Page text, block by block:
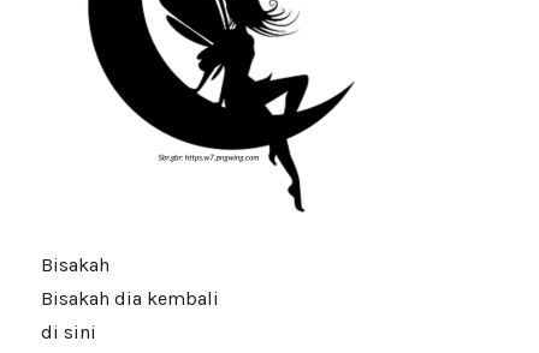
Bisakah
Bisakah dia kembali
di sini